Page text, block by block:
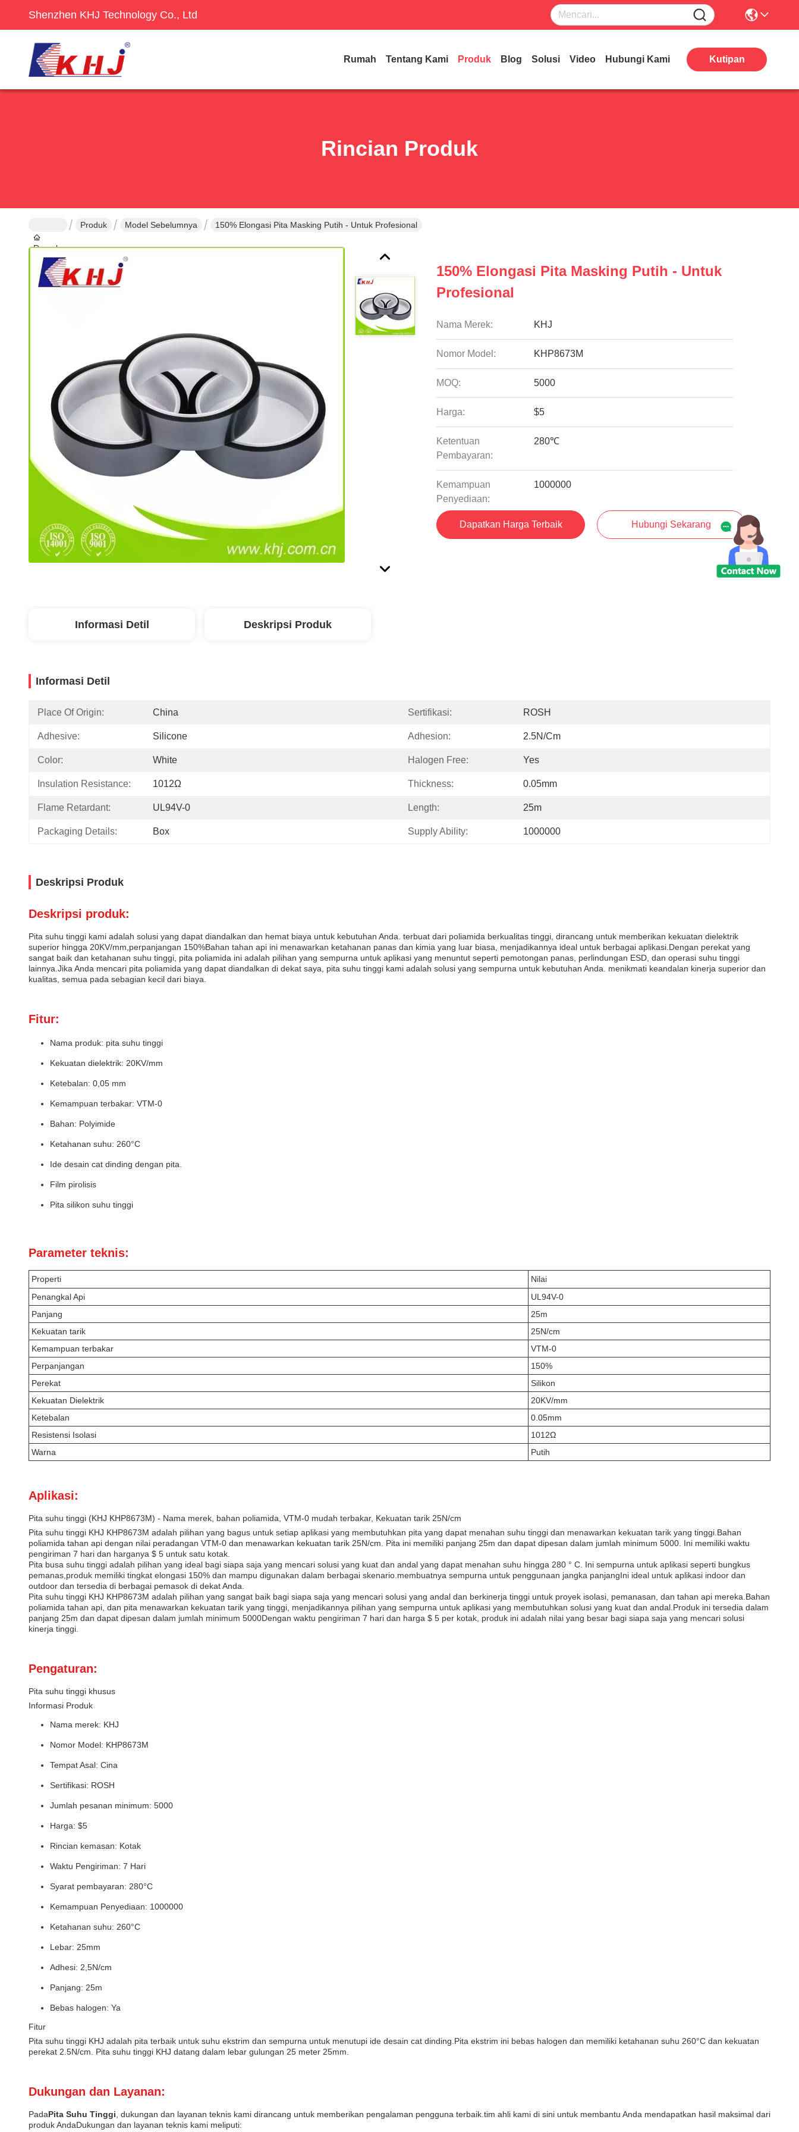
Shenzhen KHJ Technology Co., Ltd
Rumah Tentang Kami Produk Blog Solusi Video Hubungi Kami Kutipan
Rincian Produk
Rumah
Produk Model Sebelumnya 150% Elongasi Pita Masking Putih - Untuk Profesional
150% Elongasi Pita Masking Putih - Untuk
Profesional
Nama Merek: KHJ
Nomor Model: KHP8673M
MOQ: 5000
Harga: $5
Ketentuan
Pembayaran:
280℃
Kemampuan
Penyediaan:
1000000
Dapatkan Harga Terbaik Hubungi Sekarang
Informasi Detil Deskripsi Produk
Informasi Detil
Place Of Origin: China Sertifikasi: ROSH
Adhesive: Silicone Adhesion: 2.5N/cm
Color: White Halogen Free: Yes
Insulation Resistance: 1012Ω Thickness: 0.05mm
Flame Retardant: UL94V-0 Length: 25m
Packaging Details: Box Supply Ability: 1000000
Deskripsi Produk
Deskripsi produk:
Pita suhu tinggi kami adalah solusi yang dapat diandalkan dan hemat biaya untuk kebutuhan Anda. terbuat dari poliamida berkualitas tinggi, dirancang untuk memberikan kekuatan dielektrik
superior hingga 20KV/mm,perpanjangan 150%Bahan tahan api ini menawarkan ketahanan panas dan kimia yang luar biasa, menjadikannya ideal untuk berbagai aplikasi.Dengan perekat yang
sangat baik dan ketahanan suhu tinggi, pita poliamida ini adalah pilihan yang sempurna untuk aplikasi yang menuntut seperti pemotongan panas, perlindungan ESD, dan operasi suhu tinggi
lainnya.Jika Anda mencari pita poliamida yang dapat diandalkan di dekat saya, pita suhu tinggi kami adalah solusi yang sempurna untuk kebutuhan Anda. menikmati keandalan kinerja superior dan
kualitas, semua pada sebagian kecil dari biaya.
Fitur:
Nama produk: pita suhu tinggi
Kekuatan dielektrik: 20KV/mm
Ketebalan: 0,05 mm
Kemampuan terbakar: VTM-0
Bahan: Polyimide
Ketahanan suhu: 260°C
Ide desain cat dinding dengan pita.
Film pirolisis
Pita silikon suhu tinggi
Parameter teknis:
Properti
Nilai
Penangkal Api
UL94V-0
Panjang
25m
Kekuatan tarik
25N/cm
Kemampuan terbakar
VTM-0
Perpanjangan
150%
Perekat
Silikon
Kekuatan Dielektrik
20KV/mm
Ketebalan
0.05mm
Resistensi Isolasi
1012Ω
Warna
Putih
Aplikasi:
Pita suhu tinggi (KHJ KHP8673M) - Nama merek, bahan poliamida, VTM-0 mudah terbakar, Kekuatan tarik 25N/cm
Pita suhu tinggi KHJ KHP8673M adalah pilihan yang bagus untuk setiap aplikasi yang membutuhkan pita yang dapat menahan suhu tinggi dan menawarkan kekuatan tarik yang tinggi.Bahan
poliamida tahan api dengan nilai peradangan VTM-0 dan menawarkan kekuatan tarik 25N/cm. Pita ini memiliki panjang 25m dan dapat dipesan dalam jumlah minimum 5000. Ini memiliki waktu
pengiriman 7 hari dan harganya $ 5 untuk satu kotak.
Pita busa suhu tinggi adalah pilihan yang ideal bagi siapa saja yang mencari solusi yang kuat dan andal yang dapat menahan suhu hingga 280 ° C. Ini sempurna untuk aplikasi seperti bungkus
pemanas,produk memiliki tingkat elongasi 150% dan mampu digunakan dalam berbagai skenario.membuatnya sempurna untuk penggunaan jangka panjangIni ideal untuk aplikasi indoor dan
outdoor dan tersedia di berbagai pemasok di dekat Anda.
Pita suhu tinggi KHJ KHP8673M adalah pilihan yang sangat baik bagi siapa saja yang mencari solusi yang andal dan berkinerja tinggi untuk proyek isolasi, pemanasan, dan tahan api mereka.Bahan
poliamida tahan api, dan pita menawarkan kekuatan tarik yang tinggi, menjadikannya pilihan yang sempurna untuk aplikasi yang membutuhkan solusi yang kuat dan andal.Produk ini tersedia dalam
panjang 25m dan dapat dipesan dalam jumlah minimum 5000Dengan waktu pengiriman 7 hari dan harga $ 5 per kotak, produk ini adalah nilai yang besar bagi siapa saja yang mencari solusi
kinerja tinggi.
Pengaturan:
Pita suhu tinggi khusus
Informasi Produk
Nama merek: KHJ
Nomor Model: KHP8673M
Tempat Asal: Cina
Sertifikasi: ROSH
Jumlah pesanan minimum: 5000
Harga: $5
Rincian kemasan: Kotak
Waktu Pengiriman: 7 Hari
Syarat pembayaran: 280°C
Kemampuan Penyediaan: 1000000
Ketahanan suhu: 260°C
Lebar: 25mm
Adhesi: 2,5N/cm
Panjang: 25m
Bebas halogen: Ya
Fitur
Pita suhu tinggi KHJ adalah pita terbaik untuk suhu ekstrim dan sempurna untuk menutupi ide desain cat dinding.Pita ekstrim ini bebas halogen dan memiliki ketahanan suhu 260°C dan kekuatan
perekat 2.5N/cm. Pita suhu tinggi KHJ datang dalam lebar gulungan 25 meter 25mm.
Dukungan dan Layanan:
PadaPita Suhu Tinggi , dukungan dan layanan teknis kami dirancang untuk memberikan pengalaman pengguna terbaik.tim ahli kami di sini untuk membantu Anda mendapatkan hasil maksimal dari
produk AndaDukungan dan layanan teknis kami meliputi: